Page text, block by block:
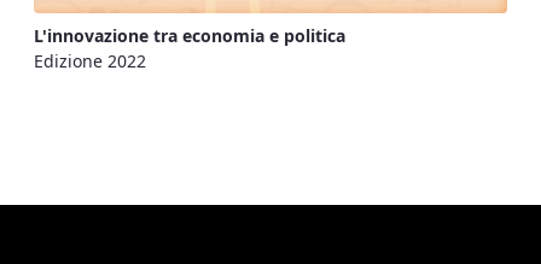
L'innovazione tra economia e politica
Edizione 2022